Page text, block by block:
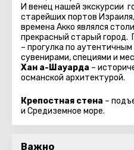
И венец нашей экскурсии
старейших портов
времена Акко являлся
прекрасный старый город.
– прогулка по
сувенирами, специями и
Хан а-Шауарда –
османской архитектурой.
Крепостная стена –
и Средиземное море.
Важно